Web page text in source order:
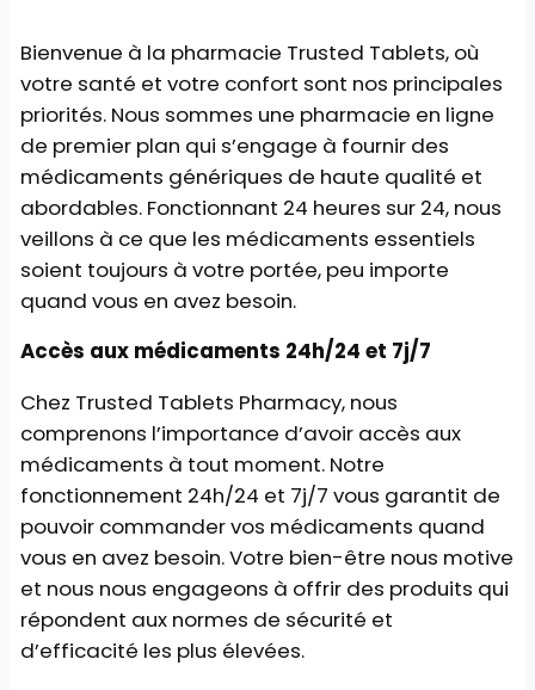
Bienvenue à la pharmacie Trusted Tablets, où
votre santé et votre confort sont nos principales
priorités. Nous sommes une pharmacie en ligne
de premier plan qui s’engage à fournir des
médicaments génériques de haute qualité et
abordables. Fonctionnant 24 heures sur 24, nous
veillons à ce que les médicaments essentiels
soient toujours à votre portée, peu importe
quand vous en avez besoin.
Accès aux médicaments 24h/24 et 7j/7
Chez Trusted Tablets Pharmacy, nous
comprenons l’importance d’avoir accès aux
médicaments à tout moment. Notre
fonctionnement 24h/24 et 7j/7 vous garantit de
pouvoir commander vos médicaments quand
vous en avez besoin. Votre bien-être nous motive
et nous nous engageons à offrir des produits qui
répondent aux normes de sécurité et
d’efficacité les plus élevées.